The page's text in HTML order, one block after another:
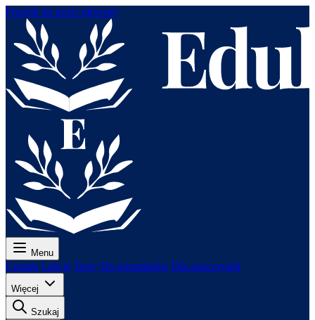
Przejdź do treści głównej
Menu
Cennik Lekcje Testy Do egzaminów Dla nauczycieli
Więcej
Szukaj